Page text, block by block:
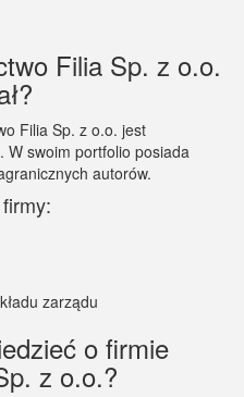
Filia Sp. z o.o.
Filia Sp. z o.o. jest
W swoim portfolio posiada
autorów.
zarządu
o firmie
z o.o.?